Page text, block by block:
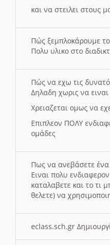
και να στειλει στους
Πώς ξεμπλοκάρουμε
Πολυ υλικο στο
Πώς να εχω τις
Δηλαδη χωρις να
Χρειαζεται ομως να
Επιπλεον ΠΟΛΥ
ομάδες
Πως να ανεβάσετε
Ειναι πολυ
καταλαβετε και το τι
θελετε) να
eclass.sch.gr